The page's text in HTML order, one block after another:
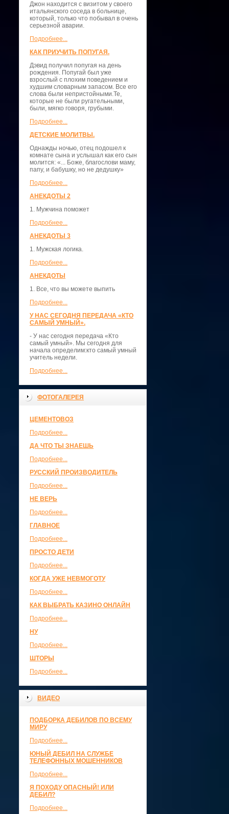
Джон находится с визитом у своего
итальянского соседа в больнице,
который, только что побывал в очень
серьезной аварии.
Подробнее...
КАК ПРИУЧИТЬ ПОПУГАЯ.
Дэвид получил попугая на день
рождения. Попугай был уже
взрослый с плохим поведением и
худшим словарным запасом. Все его
слова были непристойными.Те,
которые не были ругательными,
были, мягко говоря, грубыми.
Подробнее...
ДЕТСКИЕ МОЛИТВЫ.
Однажды ночью, отец подошел к
комнате сына и услышал как его сын
молится: «... Боже, благослови маму,
папу, и бабушку, но не дедушку»
Подробнее...
АНЕКДОТЫ 2
1. Мужчина поможет
Подробнее...
АНЕКДОТЫ 3
1. Мужская логика.
Подробнее...
АНЕКДОТЫ
1. Все, что вы можете выпить
Подробнее...
У НАС СЕГОДНЯ ПЕРЕДАЧА «КТО
САМЫЙ УМНЫЙ».
- У нас сегодня передача «Кто
самый умный». Мы сегодня для
начала определим:кто самый умный
учитель недели.
Подробнее...
ФОТОГАЛЕРЕЯ
ЦЕМЕНТОВОЗ
Подробнее...
ДА ЧТО ТЫ ЗНАЕШЬ
Подробнее...
РУССКИЙ ПРОИЗВОДИТЕЛЬ
Подробнее...
НЕ ВЕРЬ
Подробнее...
ГЛАВНОЕ
Подробнее...
ПРОСТО ДЕТИ
Подробнее...
КОГДА УЖЕ НЕВМОГОТУ
Подробнее...
КАК ВЫБРАТЬ КАЗИНО ОНЛАЙН
Подробнее...
НУ
Подробнее...
ШТОРЫ
Подробнее...
ВИДЕО
ПОДБОРКА ДЕБИЛОВ ПО ВСЕМУ
МИРУ
Подробнее...
ЮНЫЙ ДЕБИЛ НА СЛУЖБЕ
ТЕЛЕФОННЫХ МОШЕННИКОВ
Подробнее...
Я ПОХОДУ ОПАСНЫЙ! ИЛИ
ДЕБИЛ?
Подробнее...